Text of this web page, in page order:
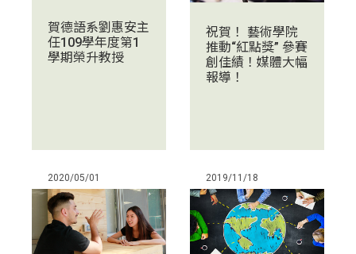
賀德語系劉惠安主
任109學年度第1
學期榮升教授
祝賀！ 藝術學院
推動“紅點獎” 參賽
創佳績！媒體大幅
報導！
2020/05/01 2019/11/18